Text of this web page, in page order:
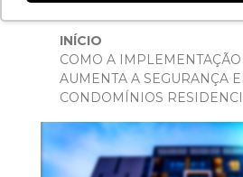
INÍCIO
COMO A
AUMENTA A SEGURANÇA
CONDOMÍNIOS